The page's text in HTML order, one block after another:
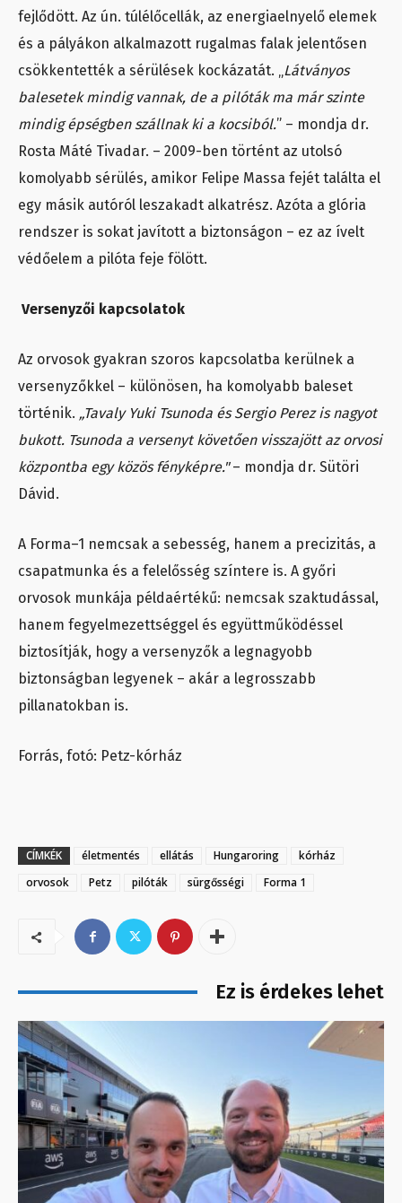
fejlődött. Az ún. túlélőcellák, az energiaelnyelő elemek
és a pályákon alkalmazott rugalmas falak jelentősen
csökkentették a sérülések kockázatát. „Látványos
balesetek mindig vannak, de a pilóták ma már szinte
mindig épségben szállnak ki a kocsiból.” – mondja dr.
Rosta Máté Tivadar. – 2009-ben történt az utolsó
komolyabb sérülés, amikor Felipe Massa fejét találta el
egy másik autóról leszakadt alkatrész. Azóta a glória
rendszer is sokat javított a biztonságon – ez az ívelt
védőelem a pilóta feje fölött.
Versenyzői kapcsolatok
Az orvosok gyakran szoros kapcsolatba kerülnek a
versenyzőkkel – különösen, ha komolyabb baleset
történik. „Tavaly Yuki Tsunoda és Sergio Perez is nagyot
bukott. Tsunoda a versenyt követően visszajött az orvosi
központba egy közös fényképre."– mondja dr. Sütöri
Dávid.
A Forma–1 nemcsak a sebesség, hanem a precizitás, a
csapatmunka és a felelősség színtere is. A győri
orvosok munkája példaértékű: nemcsak szaktudással,
hanem fegyelmezettséggel és együttműködéssel
biztosítják, hogy a versenyzők a legnagyobb
biztonságban legyenek – akár a legrosszabb
pillanatokban is.
Forrás, fotó: Petz-kórház
CÍMKÉK életmentés ellátás Hungaroring
kórház
orvosok
Petz pilóták sürgősségi Forma 1
Ez is érdekes lehet